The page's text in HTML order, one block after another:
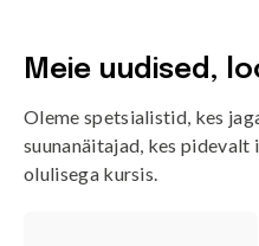
Meie uudised,
Oleme spetsialistid, kes
suunanäitajad, kes
olulisega kursis.